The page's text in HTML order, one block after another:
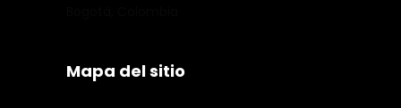
Mapa del sitio